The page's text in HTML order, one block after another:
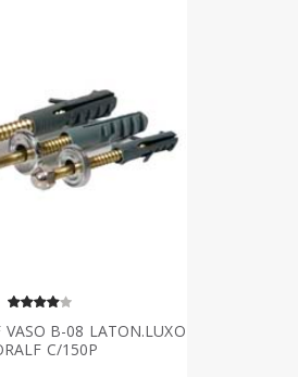
VASO B-08 LATON.LUXO
C/150P